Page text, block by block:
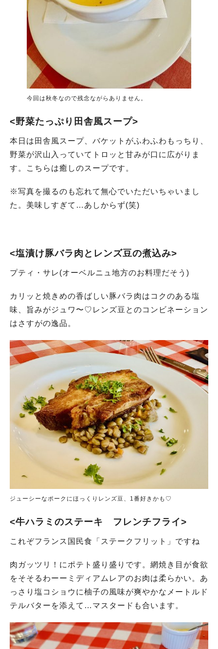
今回は秋冬なので残念ながらありません。
<野菜たっぷり田舎風スープ>
本日は田舎風スープ、バケットがふわふわもっちり、
野菜が沢山入っていてトロッと甘みが口に広がりま
す。こちらは癒しのスープです。
※写真を撮るのも忘れて無心でいただいちゃいまし
た。美味しすぎて…あしからず(笑)
<塩漬け豚バラ肉とレンズ豆の煮込み>
プティ・サレ(オーベルニュ地方のお料理だそう)
カリッと焼きめの香ばしい豚バラ肉はコクのある塩
味、旨みがジュワ〜♡レンズ豆とのコンビネーション
はさすがの逸品。
ジューシーなポークにほっくりレンズ豆、1番好きかも♡
<牛ハラミのステーキ フレンチフライ>
これぞフランス国民食「ステークフリット」ですね
肉ガッツリ！にポテト盛り盛りです。網焼き目が食欲
をそそるわーーミディアムレアのお肉は柔らかい。あ
っさり塩コショウに柚子の風味が爽やかなメートルド
テルバターを添えて…マスタードも合います。